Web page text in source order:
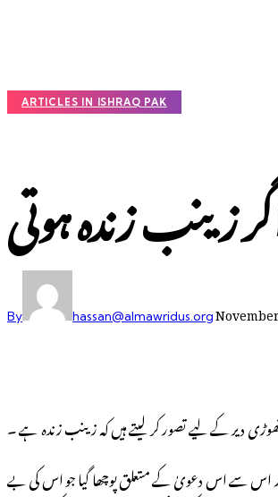
ARTICLES IN ISHRAQ PAK
زینب زندہ ہوتی
By hassan@almawridus.org
دیر کے لیے تصور کر لیتے ہیں کہ زینب زندہ ہے ۔
اس سے اس دعویٰ کے متعلق پوچھا گیا جو اس کی بے